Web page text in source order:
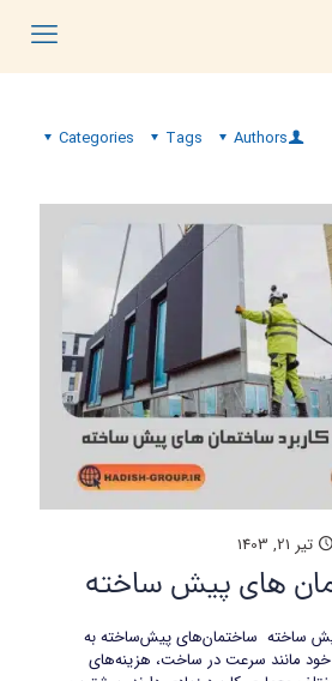
Categories Tags Authors
تیر 21, 1403
های پیش ساخته
ساخته ساختمان‌های پیش‌ساخته به
مانند سرعت در ساخت، هزینه‌های